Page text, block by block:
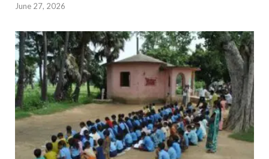
June 27, 2026